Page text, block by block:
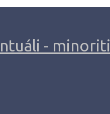
- minoriti